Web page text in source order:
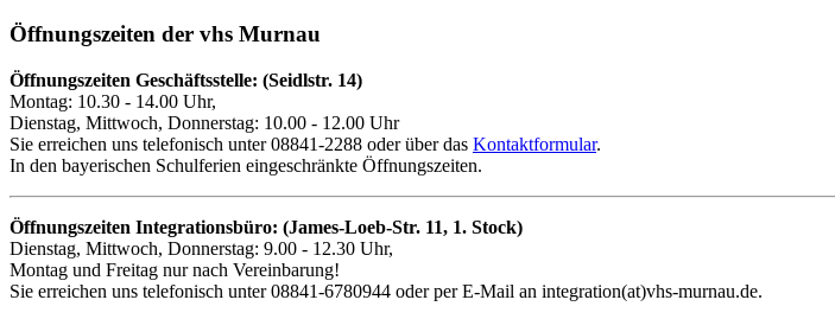
Öffnungszeiten der vhs Murnau
Öffnungszeiten Geschäftsstelle: (Seidlstr. 14)
Montag: 10.30 - 14.00 Uhr,
Dienstag, Mittwoch, Donnerstag: 10.00 - 12.00 Uhr
Sie erreichen uns telefonisch unter 08841-2288 oder über das Kontaktformular.
In den bayerischen Schulferien eingeschränkte Öffnungszeiten.
Öffnungszeiten Integrationsbüro: (James-Loeb-Str. 11, 1. Stock)
Dienstag, Mittwoch, Donnerstag: 9.00 - 12.30 Uhr,
Montag und Freitag nur nach Vereinbarung!
Sie erreichen uns telefonisch unter 08841-6780944 oder per E-Mail an integration(at)vhs-murnau.de.